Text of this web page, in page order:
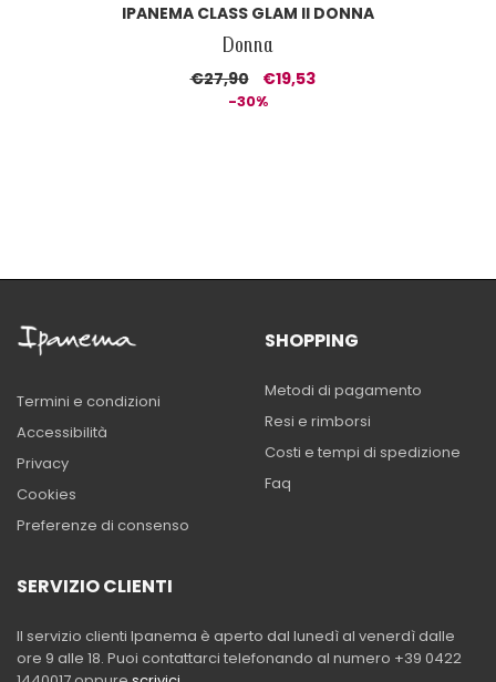
IPANEMA CLASS GLAM II DONNA
Donna
€27,90 €19,53
-30%
Termini e condizioni
Accessibilità
Privacy
Cookies
Preferenze di consenso
SHOPPING
Metodi di pagamento
Resi e rimborsi
Costi e tempi di spedizione
Faq
SERVIZIO CLIENTI
Il servizio clienti Ipanema è aperto dal lunedì al venerdì dalle
ore 9 alle 18. Puoi contattarci telefonando al numero +39 0422